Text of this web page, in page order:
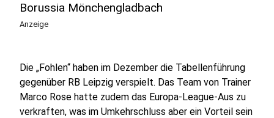
Borussia Mönchengladbach
Anzeige
Die „Fohlen“ haben im Dezember die Tabellenführung
gegenüber RB Leipzig verspielt. Das Team von Trainer
Marco Rose hatte zudem das Europa-League-Aus zu
verkraften, was im Umkehrschluss aber ein Vorteil sein